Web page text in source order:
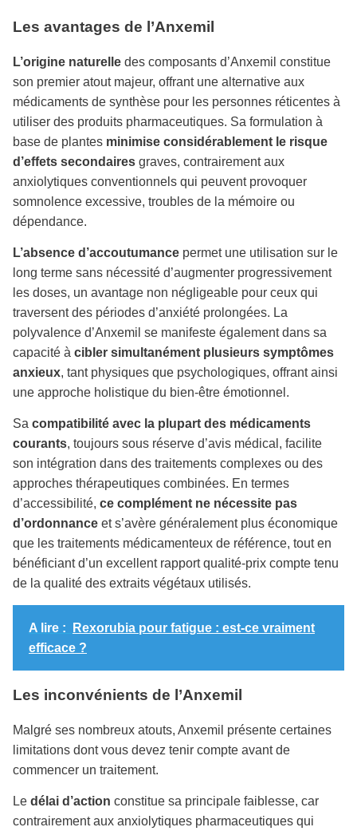
Les avantages de l’Anxemil
L’origine naturelle des composants d’Anxemil constitue
son premier atout majeur, offrant une alternative aux
médicaments de synthèse pour les personnes réticentes à
utiliser des produits pharmaceutiques. Sa formulation à
base de plantes minimise considérablement le risque
d’effets secondaires graves, contrairement aux
anxiolytiques conventionnels qui peuvent provoquer
somnolence excessive, troubles de la mémoire ou
dépendance.
L’absence d’accoutumance permet une utilisation sur le
long terme sans nécessité d’augmenter progressivement
les doses, un avantage non négligeable pour ceux qui
traversent des périodes d’anxiété prolongées. La
polyvalence d’Anxemil se manifeste également dans sa
capacité à cibler simultanément plusieurs symptômes
anxieux, tant physiques que psychologiques, offrant ainsi
une approche holistique du bien-être émotionnel.
Sa compatibilité avec la plupart des médicaments
courants, toujours sous réserve d’avis médical, facilite
son intégration dans des traitements complexes ou des
approches thérapeutiques combinées. En termes
d’accessibilité, ce complément ne nécessite pas
d’ordonnance et s’avère généralement plus économique
que les traitements médicamenteux de référence, tout en
bénéficiant d’un excellent rapport qualité-prix compte tenu
de la qualité des extraits végétaux utilisés.
A lire :
Rexorubia pour fatigue : est-ce vraiment
efficace ?
Les inconvénients de l’Anxemil
Malgré ses nombreux atouts, Anxemil présente certaines
limitations dont vous devez tenir compte avant de
commencer un traitement.
Le délai d’action constitue sa principale faiblesse, car
contrairement aux anxiolytiques pharmaceutiques qui